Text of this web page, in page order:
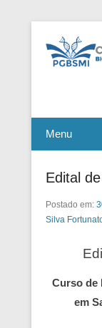
Menu
Edital
Postado em:
Silva
Curso de
em